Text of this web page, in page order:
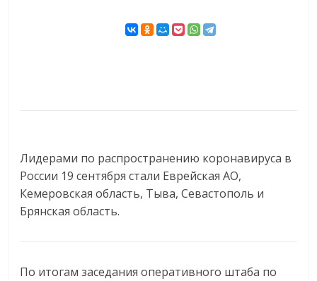
Лидерами по распространению коронавируса в
России 19 сентября стали Еврейская АО,
Кемеровская область, Тыва, Севастополь и
Брянская область.
По итогам заседания оперативного штаба по